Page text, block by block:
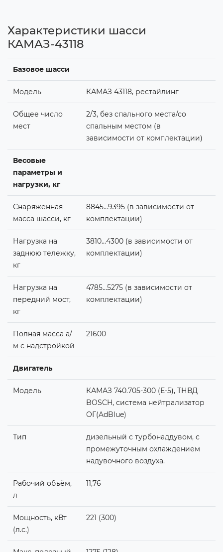
Характеристики шасси
КАМАЗ-43118
Базовое шасси
Модель КАМАЗ 43118, рестайлинг
Общее число
мест
2/3, без спального места/со
спальным местом (в
зависимости от комплектации)
Весовые
параметры и
нагрузки, кг
Снаряженная
масса шасси, кг
8845...9395 (в зависимости от
комплектации)
Нагрузка на
заднюю тележку,
кг
3810...4300 (в зависимости от
комплектации)
Нагрузка на
передний мост,
кг
4785...5275 (в зависимости от
комплектации)
Полная масса а/
м с надстройкой
21600
Двигатель
Модель
КАМАЗ 740.705-300 (Е-5), ТНВД
BOSCH, система нейтрализатор
ОГ(AdBlue)
Тип
дизельный с турбонаддувом, с
промежуточным охлаждением
надувочного воздуха.
Рабочий объём,
л
11,76
Мощность, кВт
(л.с.)
221 (300)